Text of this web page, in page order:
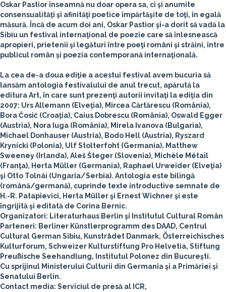
Oskar Pastior înseamnă nu doar opera sa, ci şi anumite
consensualităţi şi afinităţi poetice împărtăşite de toţi, în egală
măsură. Încă de acum doi ani, Oskar Pastior şi-a dorit să vadă la
Sibiu un festival internaţional de poezie care să înlesnească
apropieri, prietenii şi legături între poeţi români şi străini, între
publicul român şi poezia contemporană internaţională.
La cea de-a doua ediţie a acestui festival avem bucuria să
lansăm antologia festivalului de anul trecut, apărută la
editura Art, în care sunt prezenţi autorii invitaţi la ediţia din
2007: Urs Allemann (Elveţia), Mircea Cărtărescu (România),
Bora Čosič (Croaţia), Caius Dobrescu (România), Oswald Egger
(Austria), Nora Iuga (România), Mirela Ivanova (Bulgaria),
Michael Donhauser (Austria), Bodo Hell (Austria), Ryszard
Krynicki (Polonia), Ulf Stolterfoht (Germania), Matthew
Sweeney (Irlanda), Aleš Šteger (Slovenia), Michèle Métail
(Franţa), Herta Müller (Germania), Raphael Urweider (Elveţia)
şi Otto Tolnái (Ungaria/Serbia). Antologia este bilingă
(română/germană), cuprinde texte introductive semnate de
H.-R. Patapievici, Herta Müllerşi Ernest Wichnerşi este
îngrijită şi editată de Corina Bernic.
Organizatori: Literaturhaus Berlin şi Institutul Cultural Român
Parteneri: Berliner Künstlerprogramm des DAAD, Centrul
Cultural German Sibiu, Kunstrådet Danmark, Österreichisches
Kulturforum, Schweizer Kulturstiftung Pro Helvetia, Stiftung
Preußische Seehandlung, Institutul Polonez din Bucureşti.
Cu sprijinul Ministerului Culturii din Germania şi a Primăriei şi
Senatului Berlin.
Contact media: Serviciul de presă al ICR,